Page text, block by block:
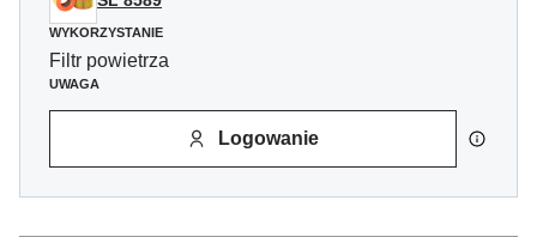
WYKORZYSTANIE
Filtr powietrza
UWAGA
Logowanie